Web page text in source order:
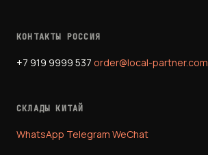
КОНТАКТЫ РОССИЯ
+7 919 9999 537 order@local-partner.com
СКЛАДЫ КИТАЙ
WhatsApp Telegram WeChat